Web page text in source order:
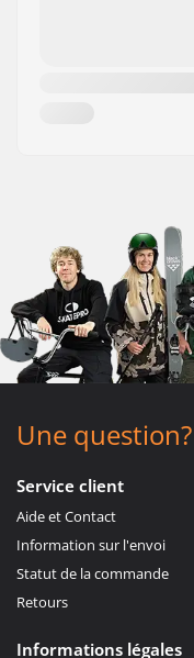
Une question?
Service client
Aide et Contact
Information sur l'envoi
Statut de la commande
Retours
Informations légales